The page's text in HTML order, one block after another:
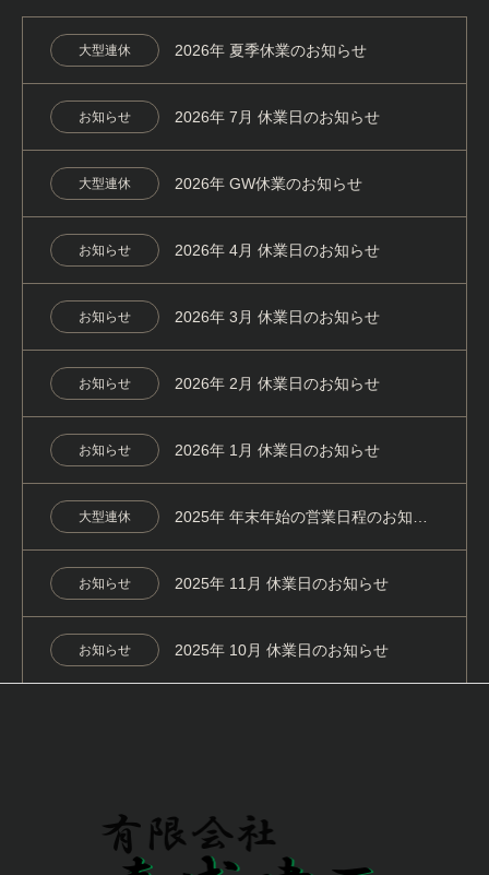
大型連休 2026年 夏季休業のお知らせ
お知らせ 2026年 7月 休業日のお知らせ
大型連休 2026年 GW休業のお知らせ
お知らせ 2026年 4月 休業日のお知らせ
お知らせ 2026年 3月 休業日のお知らせ
お知らせ 2026年 2月 休業日のお知らせ
お知らせ 2026年 1月 休業日のお知らせ
大型連休
お知らせ 2025年 11月 休業日のお知らせ
お知らせ 2025年 10月 休業日のお知らせ